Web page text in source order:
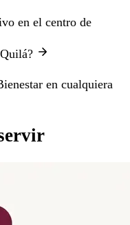
en el centro de
en cualquiera